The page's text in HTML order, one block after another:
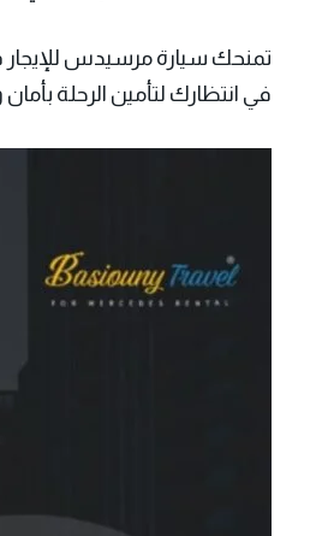
تمنحك سيارة مرسيدس للإيجار
في انتظارك لتأمين الرحلة بأمان